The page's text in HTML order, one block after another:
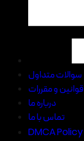
سوالات متداول
قوانین و مقررات
درباره ما
تماس با ما
DMCA Policy